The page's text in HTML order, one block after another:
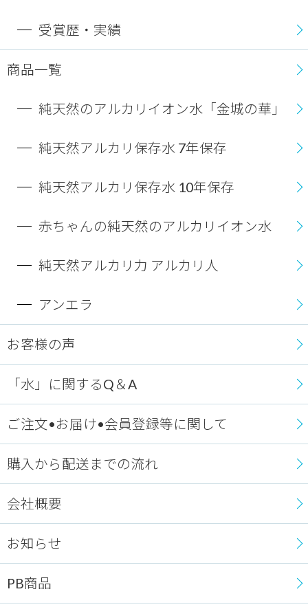
受賞歴・実績
商品一覧
純天然のアルカリイオン水「金城の華」
純天然アルカリ保存水 7年保存
純天然アルカリ保存水 10年保存
赤ちゃんの純天然のアルカリイオン水
純天然アルカリ力 アルカリ人
アンエラ
お客様の声
「水」に関するQ＆A
ご注文•お届け•会員登録等に関して
購入から配送までの流れ
会社概要
お知らせ
PB商品